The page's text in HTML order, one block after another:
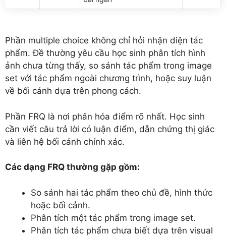
Phần multiple choice không chỉ hỏi nhận diện tác
phẩm. Đề thường yêu cầu học sinh phân tích hình
ảnh chưa từng thấy, so sánh tác phẩm trong image
set với tác phẩm ngoài chương trình, hoặc suy luận
về bối cảnh dựa trên phong cách.
Phần FRQ là nơi phân hóa điểm rõ nhất. Học sinh
cần viết câu trả lời có luận điểm, dẫn chứng thị giác
và liên hệ bối cảnh chính xác.
Các dạng FRQ thường gặp gồm:
So sánh hai tác phẩm theo chủ đề, hình thức
hoặc bối cảnh.
Phân tích một tác phẩm trong image set.
Phân tích tác phẩm chưa biết dựa trên visual